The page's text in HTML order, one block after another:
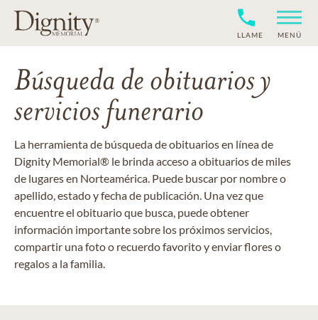
LLAME MENÚ
Búsqueda de obituarios y
servicios funerario
La herramienta de búsqueda de obituarios en línea de
Dignity Memorial® le brinda acceso a obituarios de miles
de lugares en Norteamérica. Puede buscar por nombre o
apellido, estado y fecha de publicación. Una vez que
encuentre el obituario que busca, puede obtener
información importante sobre los próximos servicios,
compartir una foto o recuerdo favorito y enviar flores o
regalos a la familia.